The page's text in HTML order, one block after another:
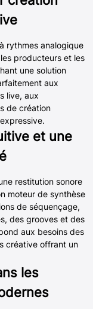
rythmes analogique
producteurs et les
une solution
aux
live, aux
de création
et une
restitution sonore
moteur de synthèse
de séquençage,
des grooves et des
aux besoins des
créative offrant un
les